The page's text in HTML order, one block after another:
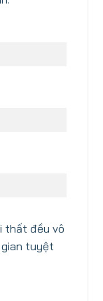
thất đều vô
gian tuyệt